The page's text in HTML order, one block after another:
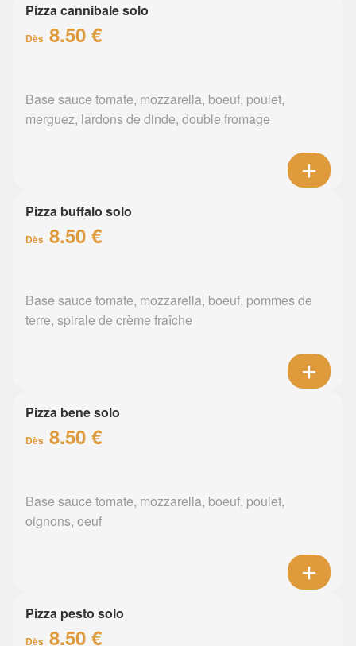
Pizza cannibale solo
Dès 8.50 €
Base sauce tomate, mozzarella, boeuf, poulet,
merguez, lardons de dinde, double fromage
Pizza buffalo solo
Dès 8.50 €
Base sauce tomate, mozzarella, boeuf, pommes de
terre, spirale de crème fraîche
Pizza bene solo
Dès 8.50 €
Base sauce tomate, mozzarella, boeuf, poulet,
oignons, oeuf
Pizza pesto solo
Dès 8.50 €